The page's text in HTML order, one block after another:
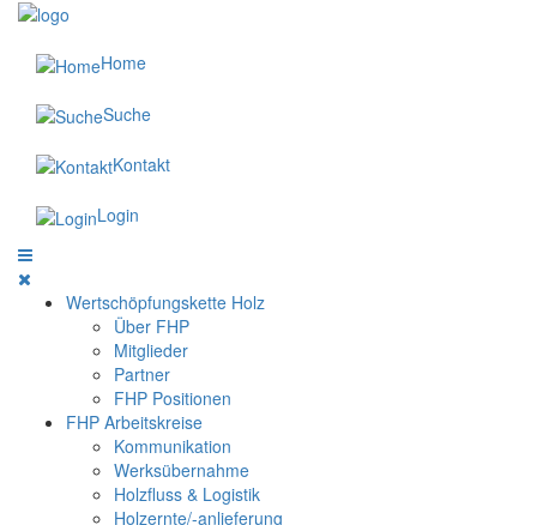
Home
Suche
Kontakt
Login
Wertschöpfungskette Holz
Über FHP
Mitglieder
Partner
FHP Positionen
FHP Arbeitskreise
Kommunikation
Werksübernahme
Holzfluss & Logistik
Holzernte/-anlieferung